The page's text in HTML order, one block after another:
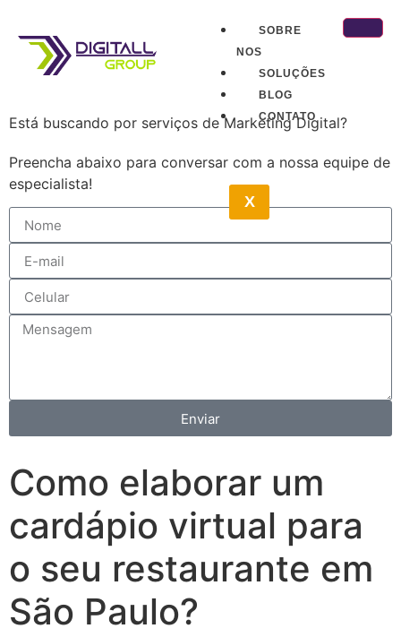
SOBRE
NOS
SOLUÇÕES
BLOG
CONTATO
X
Está buscando por serviços de Marketing Digital?
Preencha abaixo para conversar com a nossa equipe de
especialista!
Enviar
Como elaborar um
cardápio virtual para
o seu restaurante em
São Paulo?